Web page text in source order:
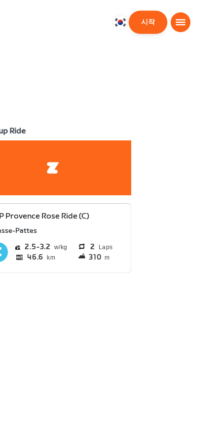
대
시작
Ride
Provence Rose Ride (C)
Pattes
2.5 3.2 2 Laps
46.6 km 310 m